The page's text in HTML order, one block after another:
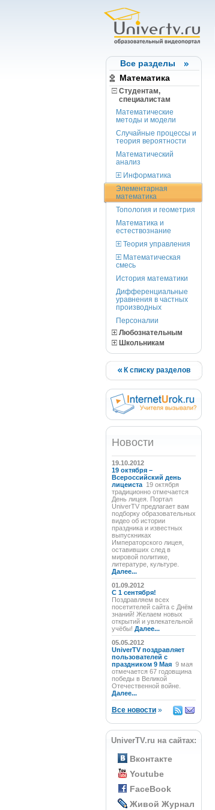
Все разделы
Математика
Студентам,
cпециалистам
Математические
методы и модели
Случайные процессы и
теория вероятности
Математический
анализ
Информатика
Элементарная
математика
Топология и геометрия
Математика и
естествознание
Теория управления
Математическая
смесь
История математики
Дифференциальные
уравнения в частных
производных
Персоналии
Любознательным
Школьникам
К списку разделов
Новости
19.10.2012
19 октября –
Всероссийский день
лицеиста 19 октября
традиционно отмечается
День лицея. Портал
UniverTV предлагает вам
подборку образовательных
видео об истории
праздника и известных
выпускниках
Императорского лицея,
оставивших след в
мировой политике,
литературе, культуре.
Далее...
01.09.2012
C 1 сентября!
Поздравляем всех
посетителей сайта с Днём
знаний! Желаем новых
открытий и увлекательной
учёбы! Далее...
05.05.2012
UniverTV поздравляет
пользователей с
праздником 9 Мая 9 мая
отмечается 67 годовщина
победы в Великой
Отечественной войне.
Далее...
Все новости»
UniverTV.ru на сайтах:
Вконтакте
Youtube
FaceBook
Живой Журнал